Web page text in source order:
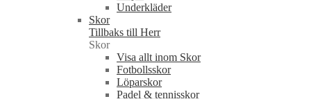
Underkläder
Skor
Tillbaks till Herr
Skor
Visa allt inom Skor
Fotbollsskor
Löparskor
Padel & tennisskor